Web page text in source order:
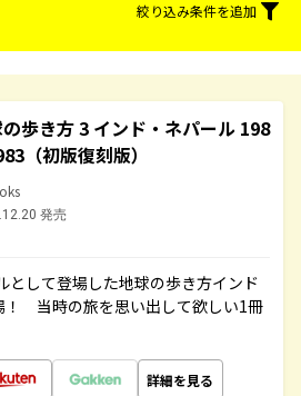
絞り込み条件を追加
歩き方 3 インド・ネパール 198
（初版復刻版）
発売
として登場した地球の歩き方インド
！ 当時の旅を思い出して欲しい1冊
詳細を見る